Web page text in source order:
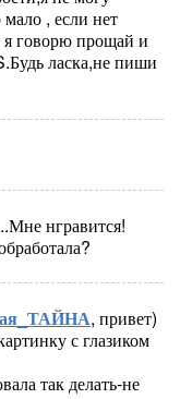
, если нет
я говорю прощай и
ласка,не пиши
нгравится!
, привет)
с глазиком
так делать-не